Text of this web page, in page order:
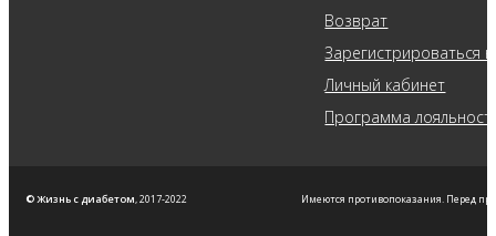
Возврат
Зарегистрироваться
Личный кабинет
Программа
© Жизнь с диабетом, 2017-2022 Имеются противопоказания. Перед